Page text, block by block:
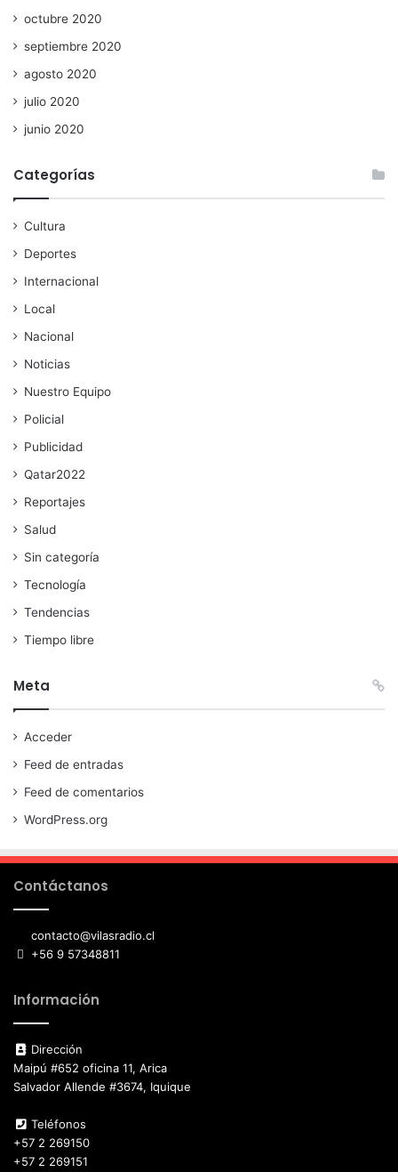
octubre 2020
septiembre 2020
agosto 2020
julio 2020
junio 2020
Categorías
Cultura
Deportes
Internacional
Local
Nacional
Noticias
Nuestro Equipo
Policial
Publicidad
Qatar2022
Reportajes
Salud
Sin categoría
Tecnología
Tendencias
Tiempo libre
Meta
Acceder
Feed de entradas
Feed de comentarios
WordPress.org
Contáctanos
contacto@vilasradio.cl
+56 9 57348811
Información
Dirección
Maipú #652 oficina 11, Arica
Salvador Allende #3674, Iquique
Teléfonos
+57 2 269150
+57 2 269151